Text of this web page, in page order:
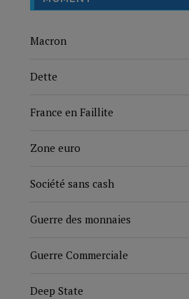
Macron
Dette
France en Faillite
Zone euro
Société sans cash
Guerre des monnaies
Guerre Commerciale
Deep State